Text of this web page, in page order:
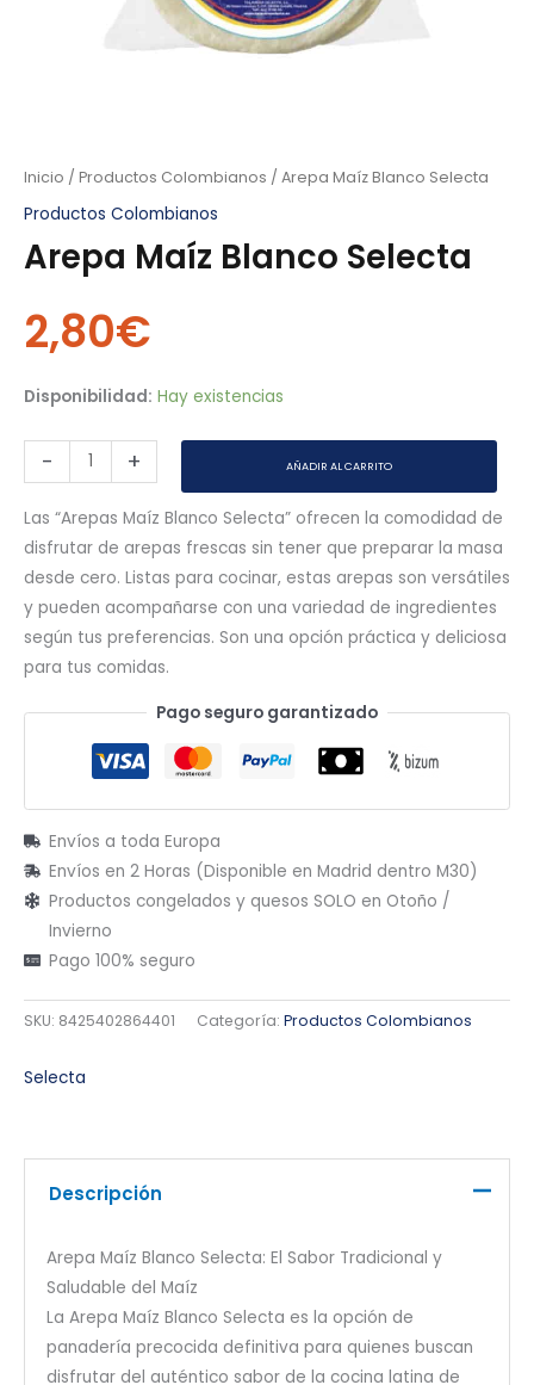
Inicio / Productos Colombianos / Arepa Maíz Blanco Selecta
Productos Colombianos
Arepa Maíz Blanco Selecta
2,80€
Disponibilidad: Hay existencias
- + AÑADIR AL CARRITO
Las “Arepas Maíz Blanco Selecta” ofrecen la comodidad de
disfrutar de arepas frescas sin tener que preparar la masa
desde cero. Listas para cocinar, estas arepas son versátiles
y pueden acompañarse con una variedad de ingredientes
según tus preferencias. Son una opción práctica y deliciosa
para tus comidas.
Pago seguro garantizado
Envíos a toda Europa
Envíos en 2 Horas (Disponible en Madrid dentro M30)
Productos congelados y quesos SOLO en Otoño /
Invierno
Pago 100% seguro
SKU: 8425402864401 Categoría: Productos Colombianos
Selecta
Descripción
Arepa Maíz Blanco Selecta: El Sabor Tradicional y
Saludable del Maíz
La Arepa Maíz Blanco Selecta es la opción de
panadería precocida definitiva para quienes buscan
disfrutar del auténtico sabor de la cocina latina de